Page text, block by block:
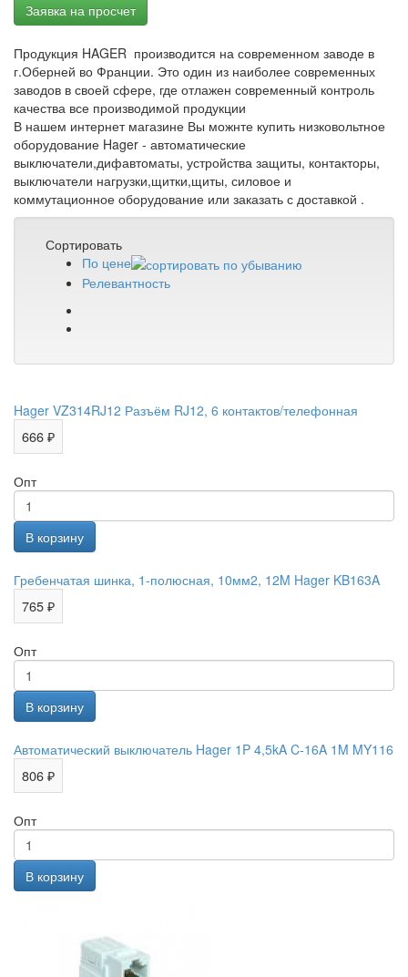
Заявка на просчет
Продукция HAGER производится на современном заводе в
г.Оберней во Франции. Это один из наиболее современных
заводов в своей сфере, где отлажен современный контроль
качества все производимой продукции
В нашем интернет магазине Вы можнте купить низковольтное
оборудование Hager - автоматические
выключатели,дифавтоматы, устройства защиты, контакторы,
выключатели нагрузки,щитки,щиты, силовое и
коммутационное оборудование или заказать с доставкой .
Сортировать
По цене
Релевантность
Hager VZ314RJ12 Разъём RJ12, 6 контактов/телефонная
666 ₽
Опт
Гребенчатая шинка, 1-полюсная, 10мм2, 12M Hager KB163A
765 ₽
Опт
Автоматический выключатель Hager 1P 4,5kA C-16A 1M MY116
806 ₽
Опт